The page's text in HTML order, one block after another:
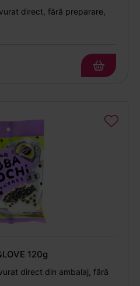
direct, fără preparare,
120g
direct din ambalaj, fără